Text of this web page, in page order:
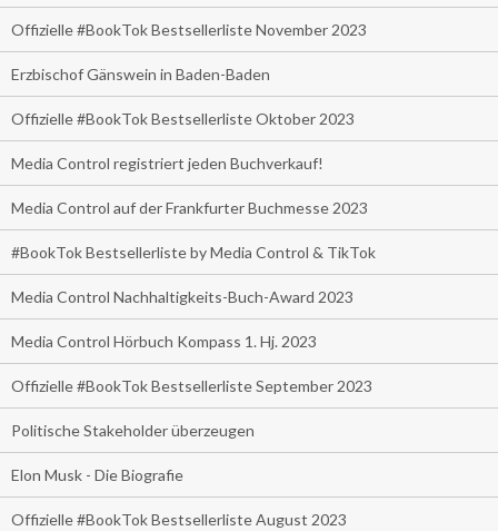
Offizielle #BookTok Bestsellerliste November 2023
Erzbischof Gänswein in Baden-Baden
Offizielle #BookTok Bestsellerliste Oktober 2023
Media Control registriert jeden Buchverkauf!
Media Control auf der Frankfurter Buchmesse 2023
#BookTok Bestsellerliste by Media Control & TikTok
Media Control Nachhaltigkeits-Buch-Award 2023
Media Control Hörbuch Kompass 1. Hj. 2023
Offizielle #BookTok Bestsellerliste September 2023
Politische Stakeholder überzeugen
Elon Musk - Die Biografie
Offizielle #BookTok Bestsellerliste August 2023